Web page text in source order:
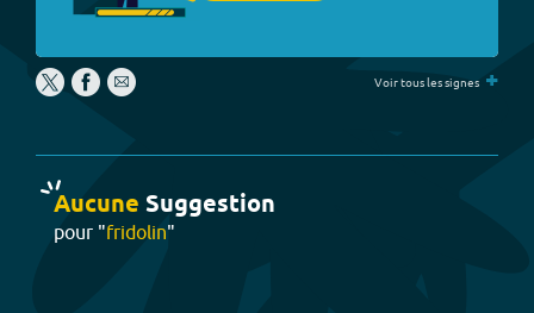
Voir tous les signes +
Aucune Suggestion
pour "fridolin"